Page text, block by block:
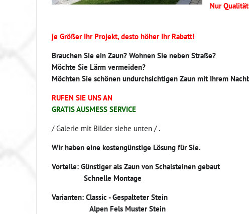
Nur
je Größer Ihr Projekt, desto höher Ihr Rabatt!
Brauchen Sie ein Zaun? Wohnen Sie neben Straße?
Möchte Sie Lärm vermeiden?
Möchten Sie schönen undurchsichtigen Zaun mit Ihrem
RUFEN SIE UNS AN
GRATIS AUSMESS SERVICE
/ Galerie mit Bilder siehe unten / .
Wir haben eine kostengünstige Lösung für Sie.
Vorteile: Günstiger als Zaun von Schalsteinen gebaut
Schnelle Montage
Varianten: Classic - Gespalteter Stein
Alpen Fels Muster Stein